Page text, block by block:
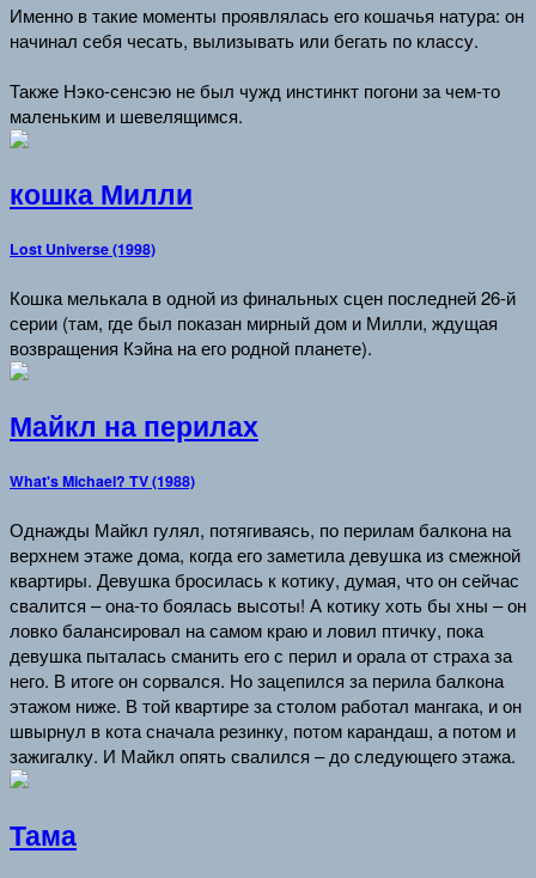
Именно в такие моменты проявлялась его кошачья натура: он
начинал себя чесать, вылизывать или бегать по классу.
Также Нэко-сенсэю не был чужд инстинкт погони за чем-то
маленьким и шевелящимся.
кошка Милли
Lost Universe (1998)
Кошка мелькала в одной из финальных сцен последней 26-й
серии (там, где был показан мирный дом и Милли, ждущая
возвращения Кэйна на его родной планете).
Майкл на перилах
What's Michael? TV (1988)
Однажды Майкл гулял, потягиваясь, по перилам балкона на
верхнем этаже дома, когда его заметила девушка из смежной
квартиры. Девушка бросилась к котику, думая, что он сейчас
свалится – она-то боялась высоты! А котику хоть бы хны – он
ловко балансировал на самом краю и ловил птичку, пока
девушка пыталась сманить его с перил и орала от страха за
него. В итоге он сорвался. Но зацепился за перила балкона
этажом ниже. В той квартире за столом работал мангака, и он
швырнул в кота сначала резинку, потом карандаш, а потом и
зажигалку. И Майкл опять свалился – до следующего этажа.
Тама